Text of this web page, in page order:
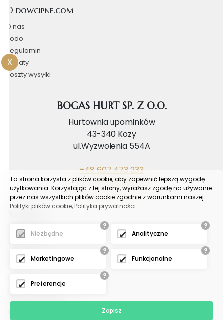
X
O dowcipne.com
O nas
Rodo
Regulamin
Rabaty
Koszty wysyłki
BOGAS HURT SP. Z O.O.
Hurtownia upominków
43-340 Kozy
ul.Wyzwolenia 554A
+48 607 473 233
biuro@bogashurt.pl
Poradnik
Reklamacje
Samouczek
Blog
Ta strona korzysta z plików cookie, aby zapewnić lepszą wygodę
użytkowania. Korzystając z tej strony, wyrażasz zgodę na używanie
przez nas wszystkich plików cookie zgodnie z warunkami naszej
Polityki plików cookie, Polityka prywatności.
?
Niezbędne
?
Analityczne
?
Marketingowe
?
Funkcjonalne
?
Preferencje
Zapisz